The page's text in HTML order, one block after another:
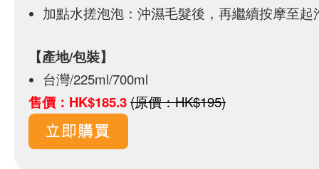
加點水搓泡泡：沖濕毛髮後，再繼續按摩至
【產地/包裝】
台灣/225ml/700ml
售價：HK$185.3(原價：HK$195)